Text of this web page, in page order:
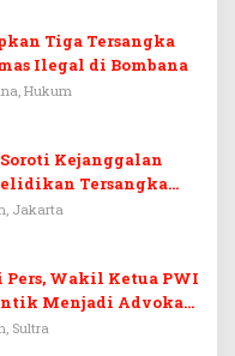
Tiga Tersangka
Ilegal di Bombana
Hukum
Kejanggalan
Tersangka
Jakarta
Wakil Ketua PWI
Menjadi Advokat
Sultra